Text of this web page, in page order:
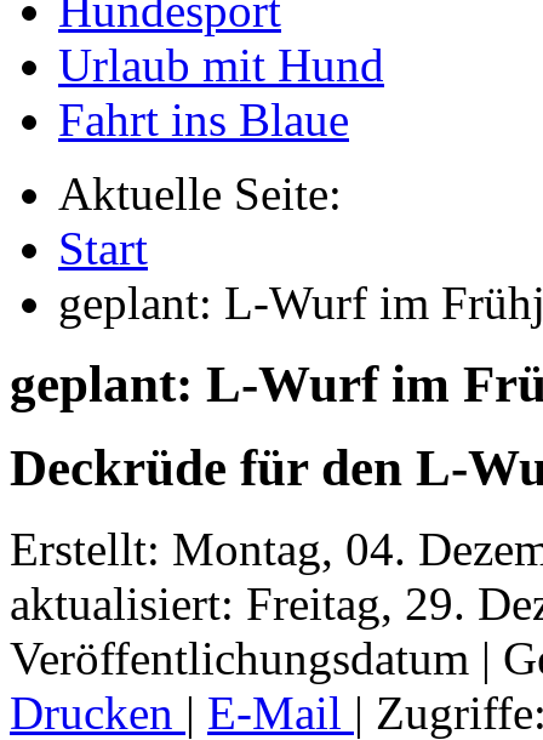
Hundesport
Urlaub mit Hund
Fahrt ins Blaue
Aktuelle Seite:
Start
geplant: L-Wurf im
geplant: L-Wurf im
Deckrüde für den L-
Erstellt: Montag, 04.
aktualisiert: Freitag, 29.
Veröffentlichungsdatum |
Drucken | E-Mail |